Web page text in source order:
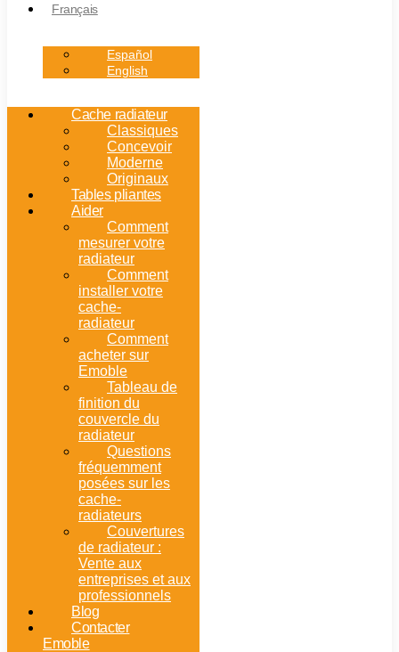
Français
Español
English
Cache radiateur
Classiques
Concevoir
Moderne
Originaux
Tables pliantes
Aider
Comment
mesurer votre
radiateur
Comment
installer votre
cache-
radiateur
Comment
acheter sur
Emoble
Tableau de
finition du
couvercle du
radiateur
Questions
fréquemment
posées sur les
cache-
radiateurs
Couvertures
de radiateur :
Vente aux
entreprises et aux
professionnels
Blog
Contacter
Emoble